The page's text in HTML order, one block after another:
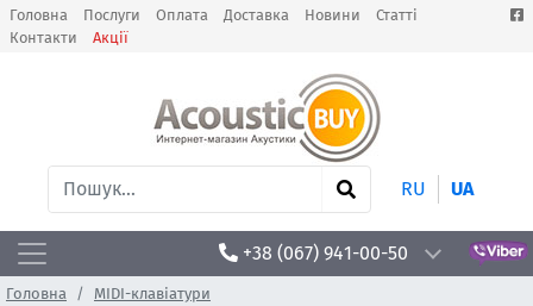
Головна Послуги Оплата Доставка Новини
Статті
Контакти
Акції
RU UA
+38 (067) 941-00-50
Головна
MIDI-клавіатури